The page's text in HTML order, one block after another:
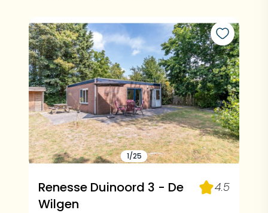
1/25
Renesse Duinoord 3 - De
Wilgen
4.5